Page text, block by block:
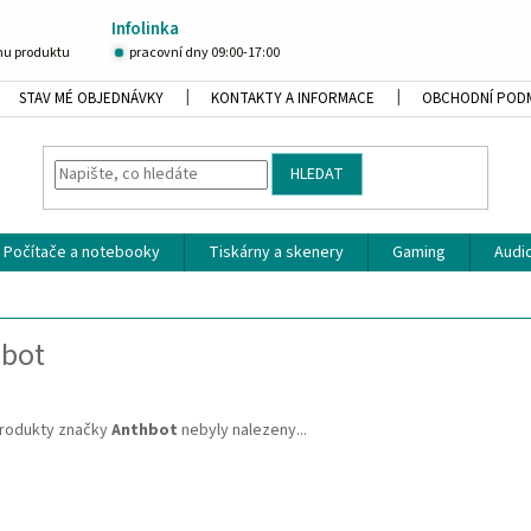
Infolinka
produktu pracovní dny 09:00-17:00
STAV MÉ OBJEDNÁVKY KONTAKTY A INFORMACE OBCHODNÍ
HLEDAT
Počítače a notebooky Tiskárny a skenery Gaming
značkyAnthbot nebyly nalezeny...